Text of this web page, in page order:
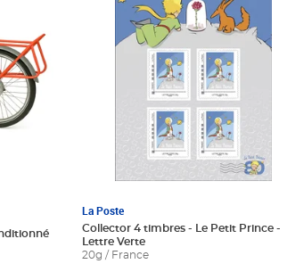
La Poste
Collector 4 timbres - Le Petit Prince -
Lettre Verte
20g / France